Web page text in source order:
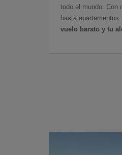
todo el mundo. Con
hasta
vuelo barato y tu